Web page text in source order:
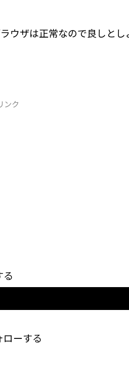
ウザは正常なので良しとし
ンク
る
ーする